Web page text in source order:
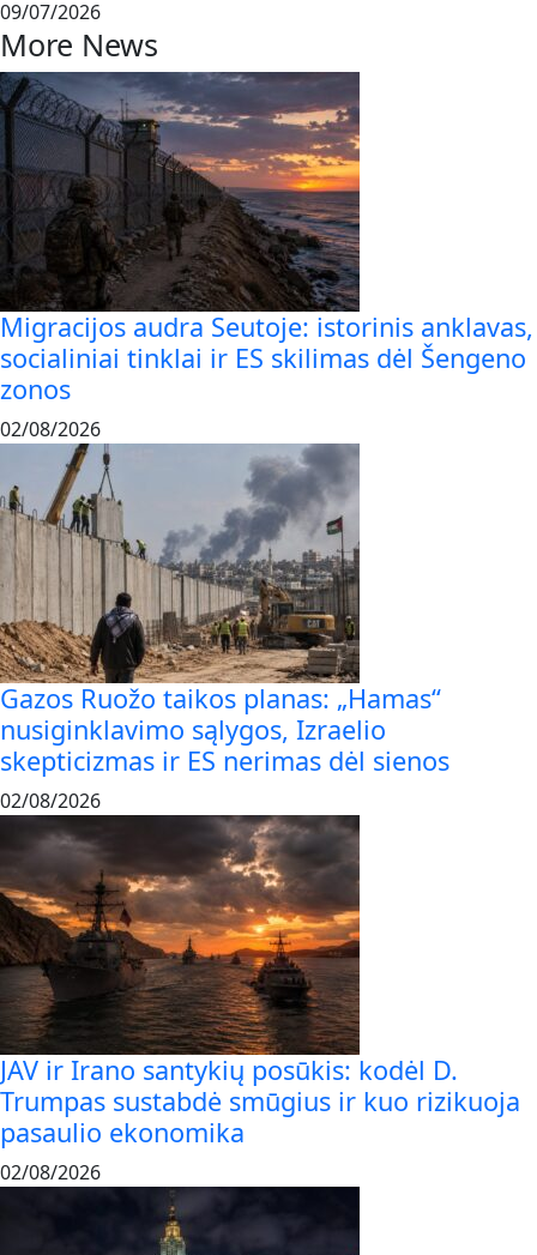
09/07/2026
More News
Migracijos audra Seutoje: istorinis anklavas,
socialiniai tinklai ir ES skilimas dėl Šengeno
zonos
02/08/2026
Gazos Ruožo taikos planas: „Hamas“
nusiginklavimo sąlygos, Izraelio
skepticizmas ir ES nerimas dėl sienos
02/08/2026
JAV ir Irano santykių posūkis: kodėl D.
Trumpas sustabdė smūgius ir kuo rizikuoja
pasaulio ekonomika
02/08/2026